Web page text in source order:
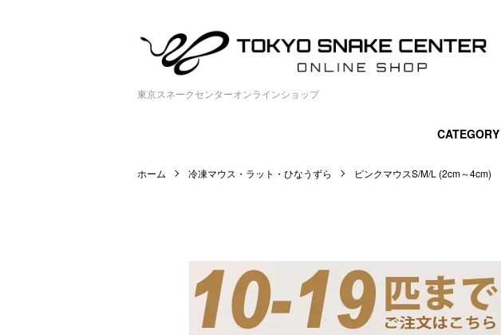
東京スネークセンターオンラインショップ
CATEGORY
ホーム 冷凍マウス・ラット・ひなうずら ピンクマウスS/M/L (2cm～4cm)